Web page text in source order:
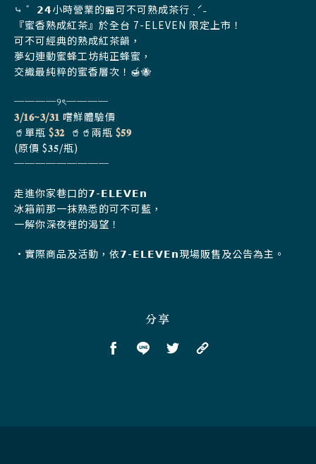
⤷ ゛𝟮𝟰小時營業的🏪可不可熟成茶行 ˎˊ˗
『蜜香熟成紅茶』於全台 7-ELEVEN 限定上市！
可不可經典的熟成紅茶韻，
夢幻連動蜜蜂工坊純正蜂蜜，
交織最純粹的蜜香層次！🍯🐝
────୨ৎ────
𝟑/𝟏𝟔~𝟑/𝟑𝟏 嚐鮮體驗價
🥤單瓶 $𝟑𝟐🥤🥤兩瓶 $𝟓𝟗
(原價 $𝟑𝟓/瓶)
─────────
走進你家巷口的𝟳-𝗘𝗟𝗘𝗩𝗘𝗻
冰箱前那一抹熟悉的可不可藍，
一解你深夜裡的渴望！
•實際商品及活動，依𝟳-𝗘𝗟𝗘𝗩𝗘𝗻現場販售及公告為主。
分享